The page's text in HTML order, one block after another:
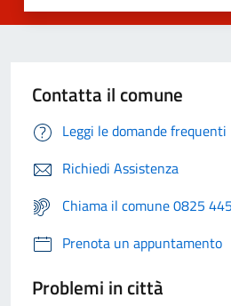
Contatta il comune
Leggi le domande frequenti
Richiedi Assistenza
Chiama il comune 0825
Prenota un appuntamento
Problemi in città